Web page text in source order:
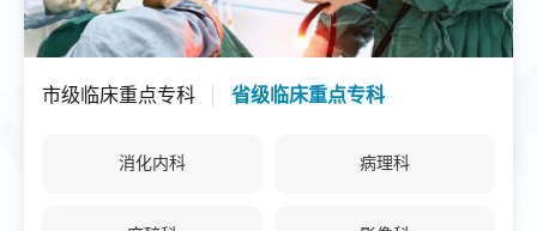
市级临床重点专科 省级临床重点专科
消化内科 病理科